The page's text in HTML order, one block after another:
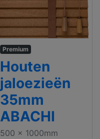
Premium
Houten
jaloezieën
35mm
ABACHI
500 x 1000mm